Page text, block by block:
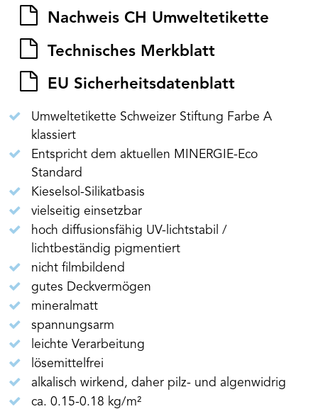
Nachweis CH Umweltetikette
Technisches Merkblatt
EU Sicherheitsdatenblatt
Umweltetikette Schweizer Stiftung Farbe A
klassiert
Entspricht dem aktuellen MINERGIE-Eco
Standard
Kieselsol-Silikatbasis
vielseitig einsetzbar
hoch diffusionsfähig UV-lichtstabil /
lichtbeständig pigmentiert
nicht filmbildend
gutes Deckvermögen
mineralmatt
spannungsarm
leichte Verarbeitung
lösemittelfrei
alkalisch wirkend, daher pilz- und algenwidrig
ca. 0.15-0.18 kg/m²